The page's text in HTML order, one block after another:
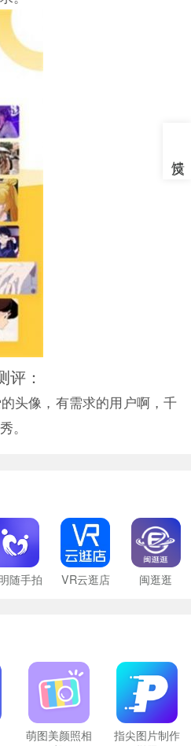
评：
头像，有需求的用户啊，千
。
随手拍 VR云逛店 闽逛逛
萌图美颜照相
指尖图片制作